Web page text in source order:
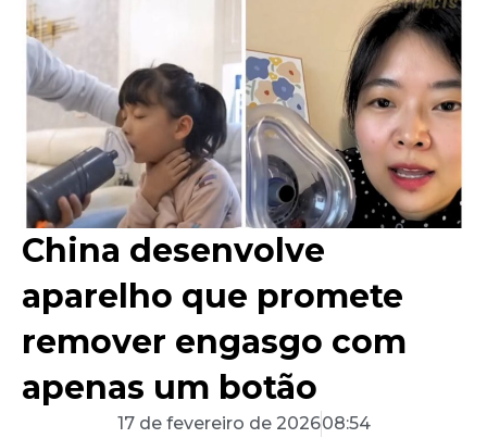
China desenvolve
aparelho que promete
remover engasgo com
apenas um botão
17 de fevereiro de 202608:54